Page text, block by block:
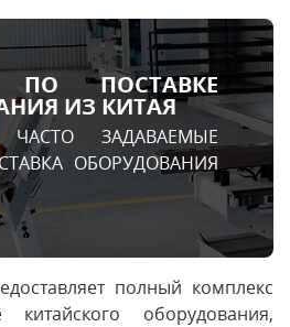
ПО ПОСТАВКЕ
ИЗ КИТАЯ
ЗАДАВАЕМЫЕ
ОБОРУДОВАНИЯ
полный комплекс
оборудования,